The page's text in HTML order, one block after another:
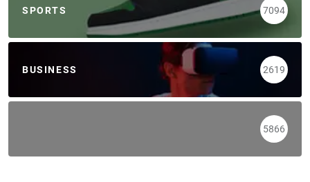
SPORTS 7094
BUSINESS 2619
5866